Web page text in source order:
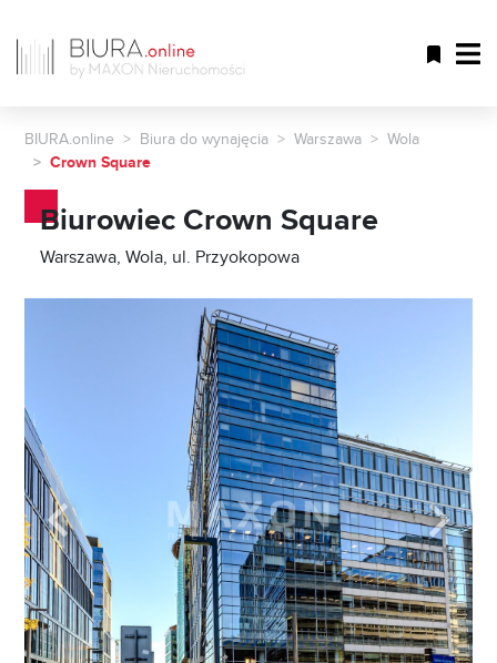
BIURA.online Biura do wynajęcia Warszawa
Wola
Crown Square
Biurowiec Crown Square
Warszawa, Wola, ul. Przyokopowa